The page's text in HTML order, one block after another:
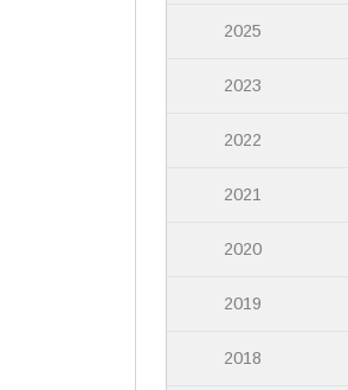
2025
2023
2022
2021
2020
2019
2018